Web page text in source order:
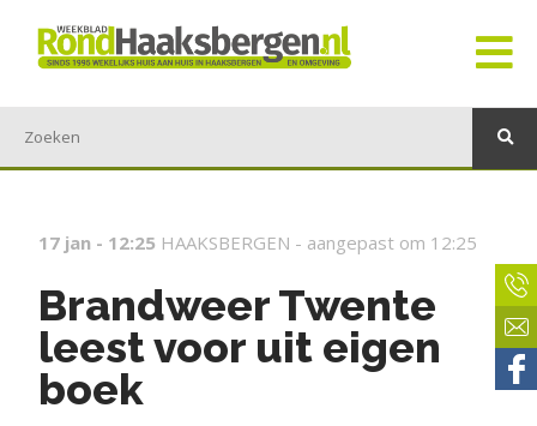
17 jan - 12:25 HAAKSBERGEN - aangepast om 12:25
Brandweer Twente
leest voor uit eigen
boek